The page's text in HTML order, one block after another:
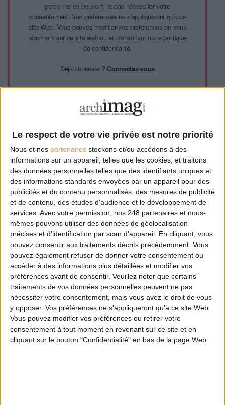
Le respect de votre vie privée est notre priorité
Nous et nos partenaires stockons et/ou accédons à des
informations sur un appareil, telles que les cookies, et traitons
des données personnelles telles que des identifiants uniques et
des informations standards envoyées par un appareil pour des
publicités et du contenu personnalisés, des mesures de publicité
et de contenu, des études d'audience et le développement de
services. Avec votre permission, nos 248 partenaires et nous-
mêmes pouvons utiliser des données de géolocalisation
précises et d’identification par scan d'appareil. En cliquant, vous
pouvez consentir aux traitements décrits précédemment. Vous
pouvez également refuser de donner votre consentement ou
accéder à des informations plus détaillées et modifier vos
préférences avant de consentir. Veuillez noter que certains
traitements de vos données personnelles peuvent ne pas
nécessiter votre consentement, mais vous avez le droit de vous
y opposer. Vos préférences ne s'appliqueront qu’à ce site Web.
Vous pouvez modifier vos préférences ou retirer votre
consentement à tout moment en revenant sur ce site et en
cliquant sur le bouton "Confidentialité" en bas de la page Web.
personnelles peuvent ne pas nécessiter votre
consentement. Vos préférences ne s'appliqueront qu'à ce
site Web. Vous pouvez modifier vos préférences en vous
abonnant sur ce site web ou en consultant notre politique
de confidentialité.
Déjà abonné.e ?Connectez-vous
personnelles
3 outils gratuits de storytelling pour donner vie à vos publications web
0 Commentaire
374
Outils
Photo
Fake News
Connectez-vousou inscrivez-vouspour publier un commentaire
À LIRE SUR ARCHIMAG
VeilleLabs 2026 : ce que l’IA change vraiment pour
la veille stratégique